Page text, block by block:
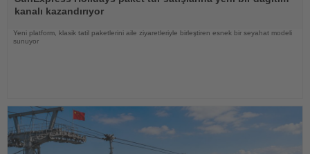
kanalı kazandırıyor
Yeni platform, klasik tatil paketlerini aile ziyaretleriyle birleştiren esnek bir seyahat modeli
sunuyor